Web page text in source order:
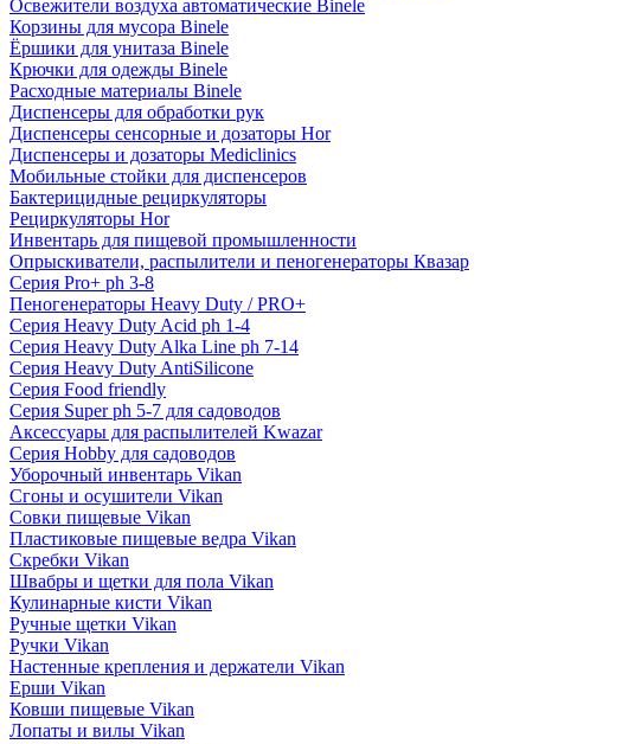
Освежители воздуха автоматические Binele
Корзины для мусора Binele
Ёршики для унитаза Binele
Крючки для одежды Binele
Расходные материалы Binele
Диспенсеры для обработки рук
Диспенсеры сенсорные и дозаторы Hor
Диспенсеры и дозаторы Mediclinics
Мобильные стойки для диспенсеров
Бактерицидные рециркуляторы
Рециркуляторы Hor
Инвентарь для пищевой промышленности
Опрыскиватели, распылители и пеногенераторы Квазар
Серия Pro+ ph 3-8
Пеногенераторы Heavy Duty / PRO+
Серия Heavy Duty Acid ph 1-4
Серия Heavy Duty Alka Line ph 7-14
Серия Heavy Duty AntiSilicone
Серия Food friendly
Серия Super ph 5-7 для садоводов
Аксессуары для распылителей Kwazar
Серия Hobby для садоводов
Уборочный инвентарь Vikan
Сгоны и осушители Vikan
Совки пищевые Vikan
Пластиковые пищевые ведра Vikan
Скребки Vikan
Швабры и щетки для пола Vikan
Кулинарные кисти Vikan
Ручные щетки Vikan
Ручки Vikan
Настенные крепления и держатели Vikan
Ерши Vikan
Ковши пищевые Vikan
Лопаты и вилы Vikan